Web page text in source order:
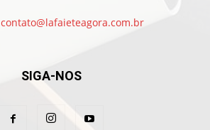
contato@lafaieteagora.com.br
SIGA-NOS